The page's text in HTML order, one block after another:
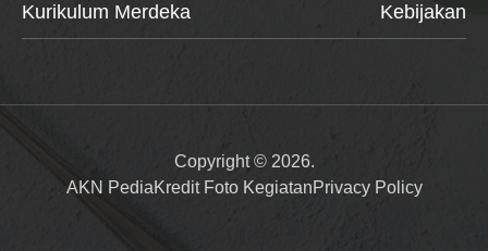
Kurikulum Merdeka Kebijakan
Copyright © 2026.
AKN PediaKredit Foto KegiatanPrivacy Policy